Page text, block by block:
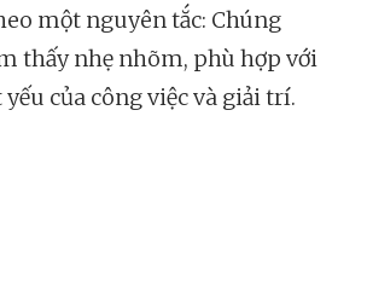
một nguyên tắc: Chúng
thấy nhẹ nhõm, phù hợp với
của công việc và giải trí.